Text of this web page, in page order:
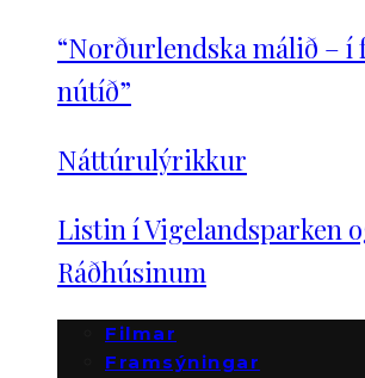
“Norðurlendska málið – í
nútíð”
Náttúrulýrikkur
Listin í Vigelandsparken
Ráðhúsinum
Filmar
Framsýningar